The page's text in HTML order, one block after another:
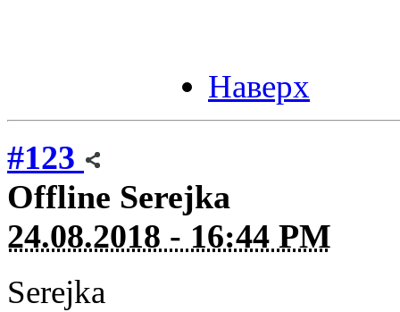
Наверх
#123
Offline Serejka
24.08.2018 - 16:44 PM
Serejka